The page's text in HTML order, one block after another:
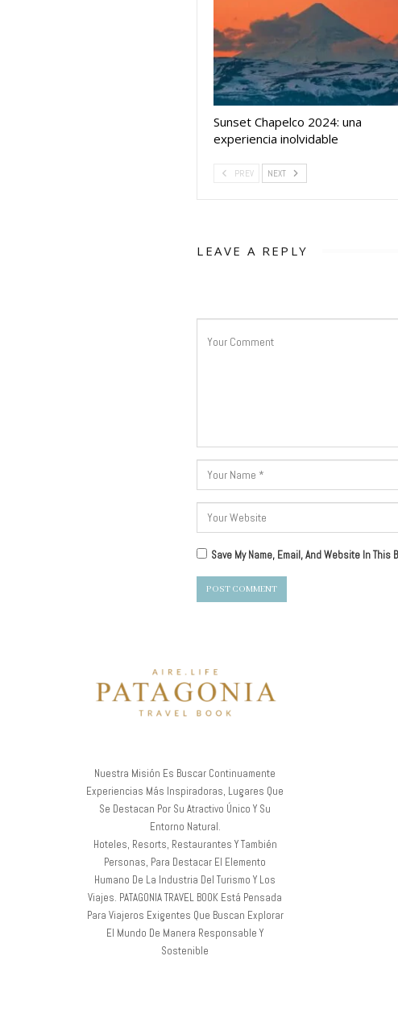
Sunset Chapelco 2024: una
experiencia inolvidable
PREV NEXT
LEAVE A REPLY
Save My Name, Email, And Website In This
Nuestra Misión Es Buscar Continuamente
Experiencias Más Inspiradoras, Lugares Que
Se Destacan Por Su Atractivo Único Y Su
Entorno Natural.
Hoteles, Resorts, Restaurantes Y También
Personas, Para Destacar El Elemento
Humano De La Industria Del Turismo Y Los
Viajes. PATAGONIA TRAVEL BOOK Está Pensada
Para Viajeros Exigentes Que Buscan Explorar
El Mundo De Manera Responsable Y
Sostenible